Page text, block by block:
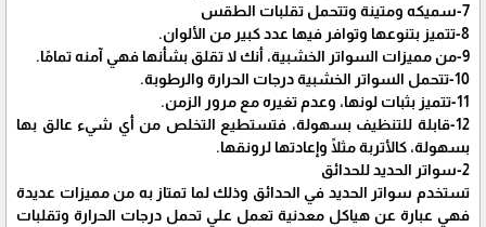
7-سميكه ومتينة وتتحمل تقلبات الطقس
8-تتميز بتنوعها وتوافر فيها عدد كبير من الألوان.
9-من مميزات السواتر الخشبية، أنك لا تقلق بشأنها فهي آمنه تمامًا.
10-تتحمل السواتر الخشبية درجات الحرارة والرطوبة.
11-تتميز بثبات لونها، وعدم تغيره مع مرور الزمن.
12-قابلة للتنظيف بسهولة، فتستطيع التخلص من أي شيء عالق بها
بسهولة، كالأتربة مثلًا وإعادتها لرونقها.
2-سواتر الحديد للحدائق
تستخدم سواتر الحديد في الحدائق وذلك لما تمتاز به من مميزات عديدة
فهي عبارة عن هياكل معدنية تعمل علي تحمل درجات الحرارة وتقلبات